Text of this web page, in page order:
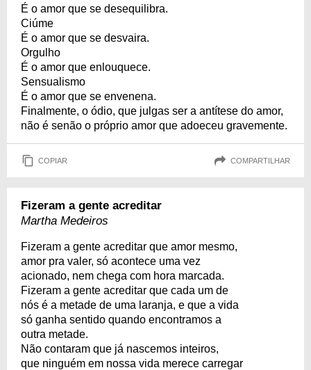
É o amor que se desequilibra.
Ciúme
É o amor que se desvaira.
Orgulho
É o amor que enlouquece.
Sensualismo
É o amor que se envenena.
Finalmente, o ódio, que julgas ser a antítese do amor,
não é senão o próprio amor que adoeceu gravemente.
COPIAR COMPARTILHAR
Fizeram a gente acreditar
Martha Medeiros
Fizeram a gente acreditar que amor mesmo,
amor pra valer, só acontece uma vez
acionado, nem chega com hora marcada.
Fizeram a gente acreditar que cada um de
nós é a metade de uma laranja, e que a vida
só ganha sentido quando encontramos a
outra metade.
Não contaram que já nascemos inteiros,
que ninguém em nossa vida merece carregar